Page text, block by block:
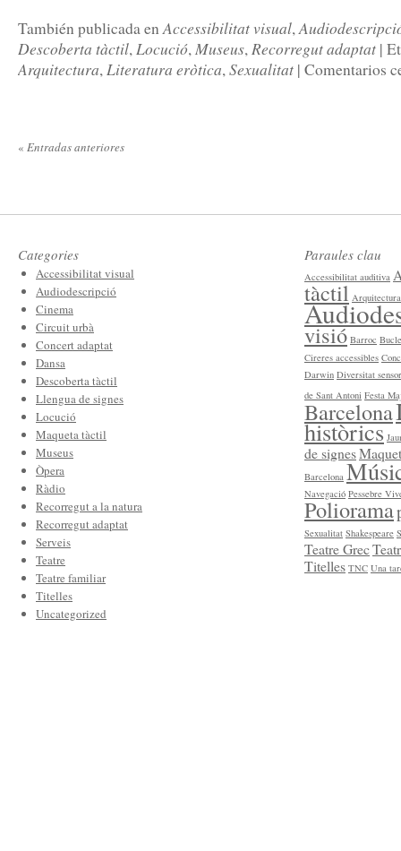
También publicada enAccessibilitat visual,
Descoberta tàctil,Locució,Museus,Recorregut adaptat |
Arquitectura,Literatura eròtica,Sexualitat | Comentarios
« Entradas anteriores
Categories
Accessibilitat visual
Audiodescripció
Cinema
Circuit urbà
Concert adaptat
Dansa
Descoberta tàctil
Llengua de signes
Locució
Maqueta tàctil
Museus
Òpera
Ràdio
Recorregut a la natura
Recorregut adaptat
Serveis
Teatre
Teatre familiar
Titelles
Uncategorized
Paraules clau
Accessibilitat auditiva
tàctil Arquitectura
visió Barroc
Cireres accessibles
Darwin Diversitat
de Sant Antoni Festa
Barcelona
històrics
de signes
Barcelona
Navegació Pessebre
Poliorama
Sexualitat Shakespeare
Teatre Grec
Titelles TNC Una